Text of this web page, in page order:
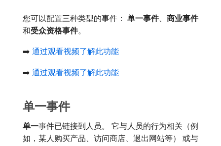
您可以配置三种类型的事件： 单一事件、 商业事件
和​受众资格事件。
➡️ 通过观看视频了解此功能
➡️ 通过观看视频了解此功能
单一事件
单一​事件已链接到人员。 它与人员的行为相关（例
如，某人购买产品、访问商店、退出网站等） 或与